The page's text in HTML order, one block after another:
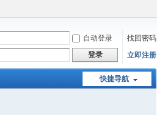
自动登录
找回密码
登录
立即注册
快捷导航